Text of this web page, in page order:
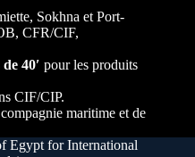
Sokhna et Port-
CFR/CIF,
40′ pour les produits
CIF/CIP.
maritime et de
Egypt for International